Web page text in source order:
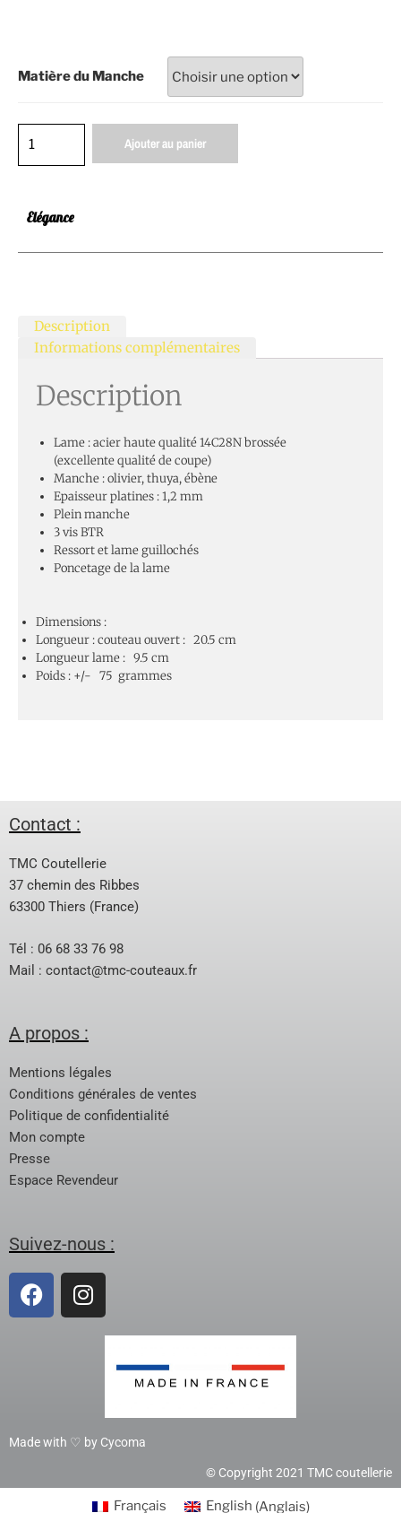
Matière du Manche
Ajouter au panier
Elégance
Description
Informations complémentaires
Description
Lame : acier haute qualité 14C28N brossée
(excellente qualité de coupe)
Manche : olivier, thuya, ébène
Epaisseur platines : 1,2 mm
Plein manche
3 vis BTR
Ressort et lame guillochés
Poncetage de la lame
Dimensions :
Longueur : couteau ouvert : 20.5 cm
Longueur lame : 9.5 cm
Poids : +/- 75 grammes
Contact :
TMC Coutellerie
37 chemin des Ribbes
63300 Thiers (France)
Tél : 06 68 33 76 98
Mail : contact@tmc-couteaux.fr
A propos :
Mentions légales
Conditions générales de ventes
Politique de confidentialité
Mon compte
Presse
Espace Revendeur
Suivez-nous :
Made with ♡ by Cycoma
© Copyright 2021 TMC coutellerie
Français English (Anglais)